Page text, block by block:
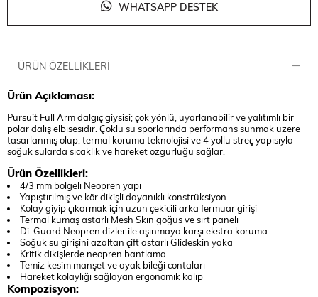
WHATSAPP DESTEK
ÜRÜN ÖZELLIKLERI
Ürün Açıklaması:
Pursuit Full Arm dalgıç giysisi; çok yönlü, uyarlanabilir ve yalıtımlı bir
polar dalış elbisesidir. Çoklu su sporlarında performans sunmak üzere
tasarlanmış olup, termal koruma teknolojisi ve 4 yollu streç yapısıyla
soğuk sularda sıcaklık ve hareket özgürlüğü sağlar.
Ürün Özellikleri:
4/3 mm bölgeli Neopren yapı
Yapıştırılmış ve kör dikişli dayanıklı konstrüksiyon
Kolay giyip çıkarmak için uzun çekicili arka fermuar girişi
Termal kumaş astarlı Mesh Skin göğüs ve sırt paneli
Di-Guard Neopren dizler ile aşınmaya karşı ekstra koruma
Soğuk su girişini azaltan çift astarlı Glideskin yaka
Kritik dikişlerde neopren bantlama
Temiz kesim manşet ve ayak bileği contaları
Hareket kolaylığı sağlayan ergonomik kalıp
Kompozisyon: